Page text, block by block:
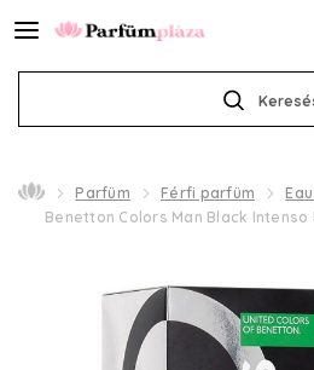
Parfüm Férfi parfüm
Benetton Colors Man Black Intenso